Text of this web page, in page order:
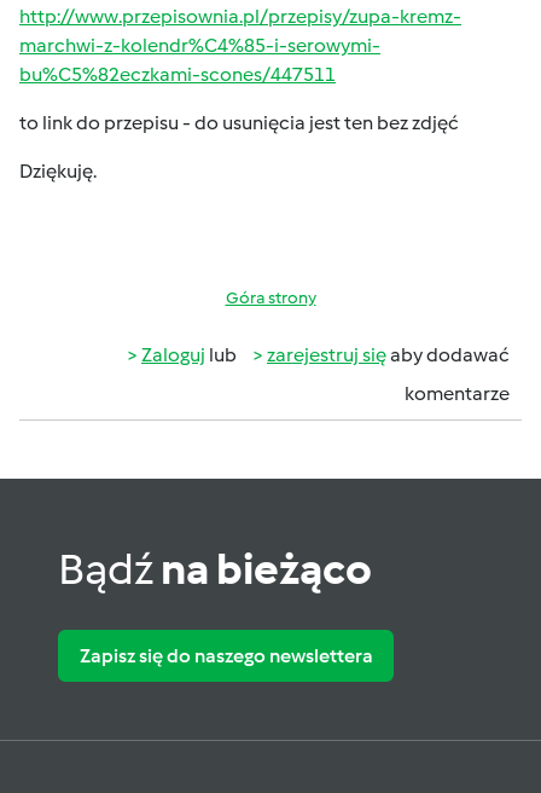
http://www.przepisownia.pl/przepisy/zupa-kremz-
marchwi-z-kolendr%C4%85-i-serowymi-
bu%C5%82eczkami-scones/447511
to link do przepisu - do usunięcia jest ten bez zdjęć
Dziękuję.
Góra strony
Zaloguj lub zarejestruj sięaby dodawać
komentarze
Bądźna bieżąco
Zapisz się do naszego newslettera